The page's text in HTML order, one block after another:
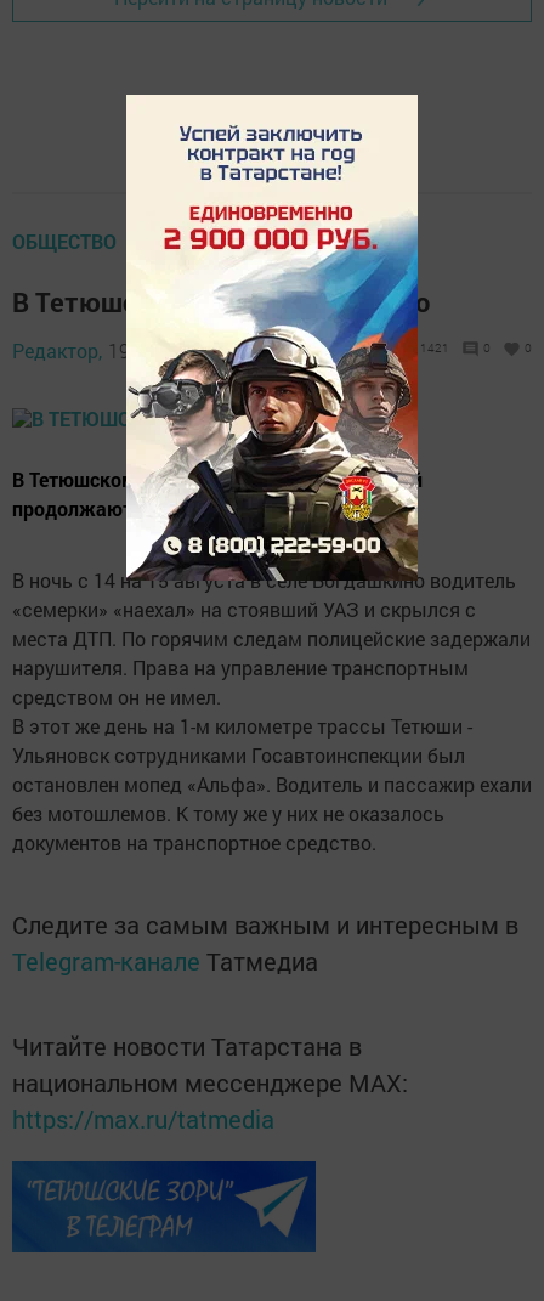
ОБЩЕСТВО
В Тетюшском районе неспокойно
Редактор, 19 августа 2016 - 13:33 1421 0 0
В Тетюшском районе водители автомобилей
продолжают нарушать ПДД.
В ночь с 14 на 15 августа в селе Богдашкино водитель
«семерки» «наехал» на стоявший УАЗ и скрылся с
места ДТП. По горячим следам полицейские задержали
нарушителя. Права на управление транспортным
средством он не имел.
В этот же день на 1-м километре трассы Тетюши -
Ульяновск сотрудниками Госавтоинспекции был
остановлен мопед «Альфа». Водитель и пассажир ехали
без мотошлемов. К тому же у них не оказалось
документов на транспортное средство.
Следите за самым важным и интересным в
Telegram-канале Татмедиа
Читайте новости Татарстана в
национальном мессенджере MАХ:
https://max.ru/tatmedia